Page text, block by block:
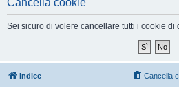
Cancella cookie
Sei sicuro di volere cancellare tutti i cookie di
Indice Cancella